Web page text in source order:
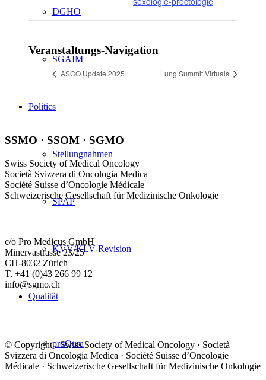
DGHO
SGAIM
Politics
Stellungnahmen
SPAP
KVV/KLV-Revision
Qualität
proQura
Veranstaltungs-Navigation
ASCO Update 2025 Lung Summit Virtuals
SSMO · SSOM · SGMO
Swiss Society of Medical Oncology
Società Svizzera di Oncologia Medica
Société Suisse d’Oncologie Médicale
Schweizerische Gesellschaft für Medizinische Onkologie
c/o Pro Medicus GmbH
Minervastrasse 23/25
CH-8032 Zürich
T. +41 (0)43 266 99 12
info@sgmo.ch
© Copyright - Swiss Society of Medical Oncology · Società
Svizzera di Oncologia Medica · Société Suisse d’Oncologie
Médicale · Schweizerische Gesellschaft für Medizinische Onkologie